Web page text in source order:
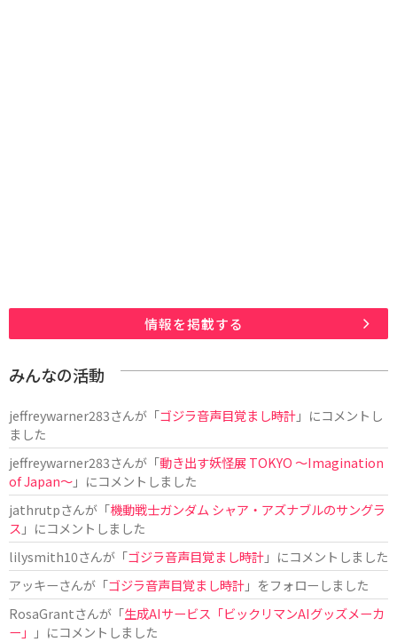
情報を掲載する
みんなの活動
jeffreywarner283さんが「ゴジラ音声目覚まし時計」にコメントし
ました
jeffreywarner283さんが「動き出す妖怪展 TOKYO 〜Imagination
of Japan〜」にコメントしました
jathrutpさんが「機動戦士ガンダム シャア・アズナブルのサングラ
ス 」にコメントしました
lilysmith10さんが「ゴジラ音声目覚まし時計」にコメントしました
アッキーさんが「ゴジラ音声目覚まし時計」をフォローしました
RosaGrantさんが「生成AIサービス「ビックリマンAIグッズメーカ
ー」
」にコメントしました